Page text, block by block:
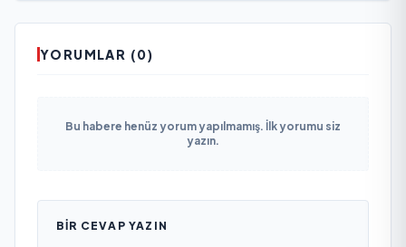
YORUMLAR (0)
Bu habere henüz yorum yapılmamış. İlk yorumu siz
yazın.
BIR CEVAP YAZIN